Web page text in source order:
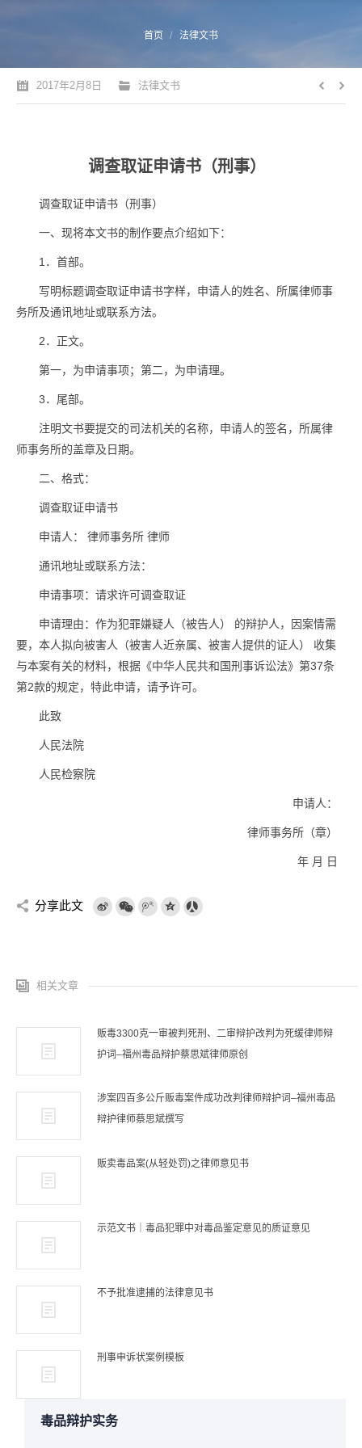
首页 法律文书
2017年2月8日 法律文书
调查取证申请书（刑事）
调查取证申请书（刑事）
一、现将本文书的制作要点介绍如下：
1．首部。
写明标题调查取证申请书字样，申请人的姓名、所属律师事
务所及通讯地址或联系方法。
2．正文。
第一，为申请事项；第二，为申请理。
3．尾部。
注明文书要提交的司法机关的名称，申请人的签名，所属律
师事务所的盖章及日期。
二、格式：
调查取证申请书
申请人： 律师事务所 律师
通讯地址或联系方法：
申请事项：请求许可调查取证
申请理由：作为犯罪嫌疑人（被告人） 的辩护人，因案情需
要，本人拟向被害人（被害人近亲属、被害人提供的证人） 收集
与本案有关的材料，根据《中华人民共和国刑事诉讼法》第37条
第2款的规定，特此申请，请予许可。
此致
人民法院
人民检察院
申请人：
律师事务所（章）
年 月 日
分享此文
相关文章
贩毒3300克一审被判死刑、二审辩护改判为死缓律师辩
护词–福州毒品辩护蔡思斌律师原创
涉案四百多公斤贩毒案件成功改判律师辩护词–福州毒品
辩护律师蔡思斌撰写
贩卖毒品案(从轻处罚)之律师意见书
示范文书｜毒品犯罪中对毒品鉴定意见的质证意见
不予批准逮捕的法律意见书
刑事申诉状案例模板
毒品辩护实务